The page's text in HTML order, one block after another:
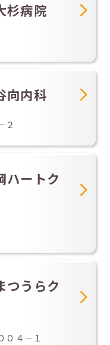
杉病院
向内科
２
ートク
うらク
０４－１